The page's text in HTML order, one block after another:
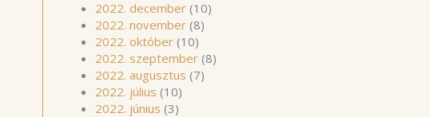
2022. december(10)
2022. november(8)
2022. október(10)
2022. szeptember(8)
2022. augusztus (7)
2022. július (10)
2022. június (3)